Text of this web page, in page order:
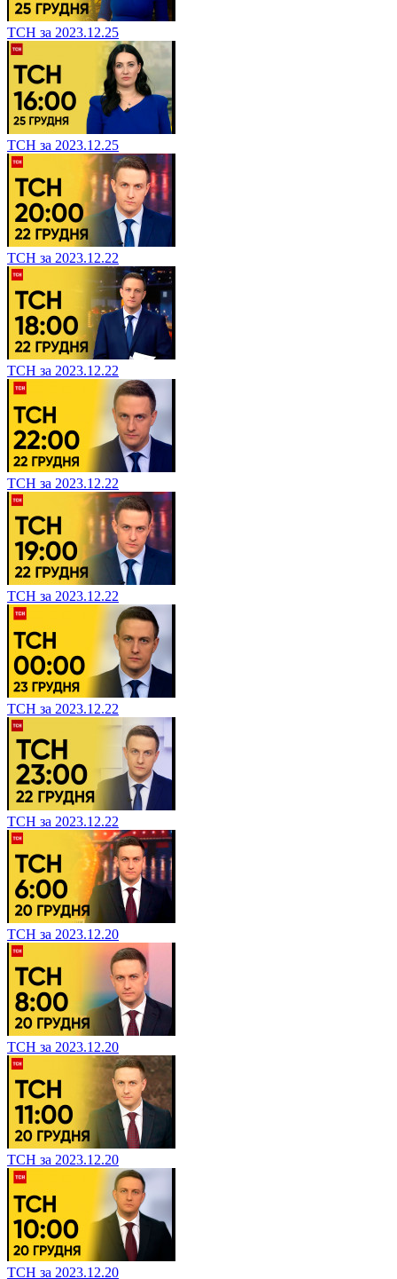
ТСН за 2023.12.25
ТСН за 2023.12.25
ТСН за 2023.12.22
ТСН за 2023.12.22
ТСН за 2023.12.22
ТСН за 2023.12.22
ТСН за 2023.12.22
ТСН за 2023.12.22
ТСН за 2023.12.20
ТСН за 2023.12.20
ТСН за 2023.12.20
ТСН за 2023.12.20